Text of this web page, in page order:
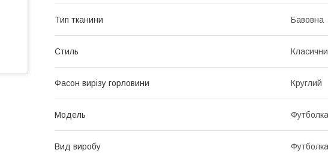
Тип тканини Бавовна
Стиль
Фасон вирізу горловини Круглий
Модель Футболка
Вид виробу Футболка